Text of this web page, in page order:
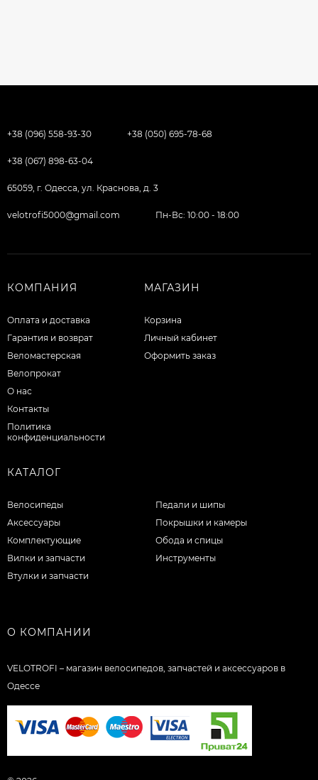
+38 (096) 558-93-30 +38 (050) 695-78-68
+38 (067) 898-63-04
65059, г. Одесса, ул. Краснова, д. 3
velotrofi5000@gmail.com Пн-Вс: 10:00 - 18:00
КОМПАНИЯ
Оплата и доставка
Гарантия и возврат
Веломастерская
Велопрокат
О нас
Контакты
Политика
конфиденциальности
МАГАЗИН
Корзина
Личный кабинет
Оформить заказ
КАТАЛОГ
Велосипеды
Аксессуары
Комплектующие
Вилки и запчасти
Втулки и запчасти
Педали и шипы
Покрышки и камеры
Обода и спицы
Инструменты
О КОМПАНИИ
VELOTROFI – магазин велосипедов, запчастей и аксессуаров в
Одессе